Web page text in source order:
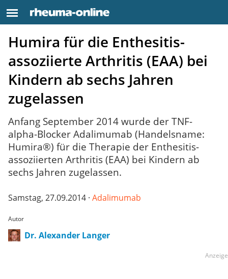
Humira für die Enthesitis-
assoziierte Arthritis (EAA) bei
Kindern ab sechs Jahren
zugelassen
Anfang September 2014 wurde der TNF-
alpha-Blocker Adalimumab (Handelsname:
Humira®) für die Therapie der Enthesitis-
assoziierten Arthritis (EAA) bei Kindern ab
sechs Jahren zugelassen.
Samstag, 27.09.2014 · Adalimumab
Autor
Dr. Alexander Langer